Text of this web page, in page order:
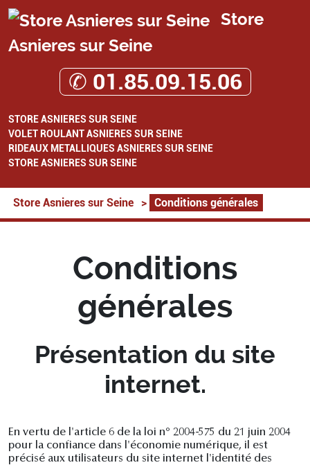
Store
Asnieres sur Seine
✆ 01.85.09.15.06
STORE ASNIERES SUR SEINE
VOLET ROULANT ASNIERES SUR SEINE
RIDEAUX METALLIQUES ASNIERES SUR SEINE
STORE ASNIERES SUR SEINE
Store Asnieres sur Seine > Conditions générales
Conditions
générales
Présentation du site
internet.
En vertu de l'article 6 de la loi n° 2004-575 du 21 juin 2004
pour la confiance dans l'économie numérique, il est
précisé aux utilisateurs du site internet l'identité des